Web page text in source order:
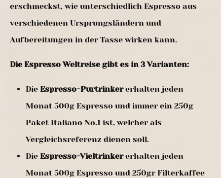
erschmeckst, wie unterschiedlich Espresso aus
verschiedenen Ursprungsländern und
Aufbereitungen in der Tasse wirken kann.
Die Espresso Weltreise gibt es in 3 Varianten:
Die Espresso-Purtrinkererhalten jeden
Monat 500g Espresso und immer ein 250g
Paket Italiano No.1 ist, welcher als
Vergleichsreferenz dienen soll.
Die Espresso-Vieltrinkererhalten jeden
Monat 500g Espresso und 250gr Filterkaffee